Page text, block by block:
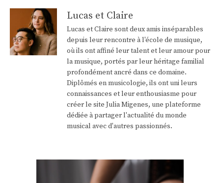
Lucas et Claire
Lucas et Claire sont deux amis inséparables
depuis leur rencontre à l'école de musique,
où ils ont affiné leur talent et leur amour pour
la musique, portés par leur héritage familial
profondément ancré dans ce domaine.
Diplômés en musicologie, ils ont uni leurs
connaissances et leur enthousiasme pour
créer le site Julia Migenes, une plateforme
dédiée à partager l'actualité du monde
musical avec d'autres passionnés.